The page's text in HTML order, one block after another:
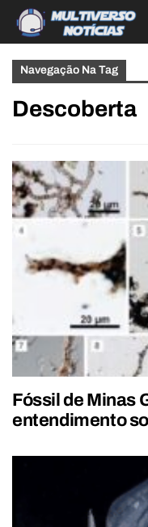
Navegação Na Tag
Descoberta
Fóssil de Minas
entendimento